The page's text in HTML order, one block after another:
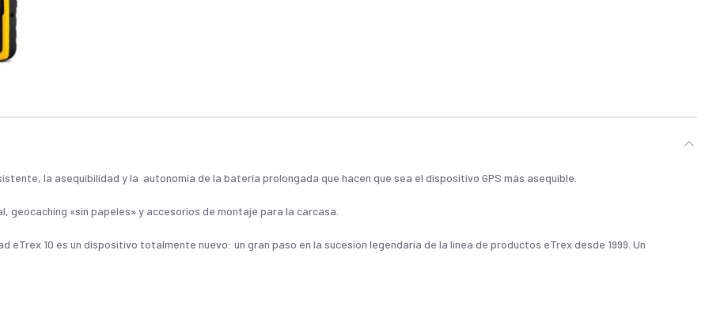
la asequibilidad y la autonomía de la batería prolongada que hacen que sea el dispositivo GPS más asequible.
geocaching «sin papeles» y accesorios de montaje para la carcasa.
eTrex 10 es un dispositivo totalmente nuevo: un gran paso en la sucesión legendaria de la línea de productos eTrex desde 1999. Un